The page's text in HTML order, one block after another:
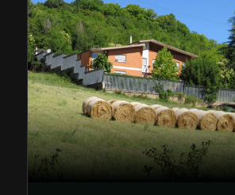
3
4
5
5+